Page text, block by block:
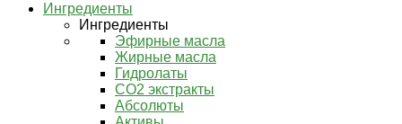
Ингредиенты
Ингредиенты
Эфирные масла
Жирные масла
Гидролаты
СО2 экстракты
Абсолюты